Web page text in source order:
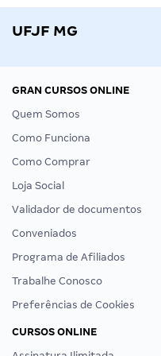
UFJF MG
GRAN CURSOS ONLINE
Quem Somos
Como Funciona
Como Comprar
Loja Social
Validador de documentos
Conveniados
Programa de Afiliados
Trabalhe Conosco
Preferências de Cookies
CURSOS ONLINE